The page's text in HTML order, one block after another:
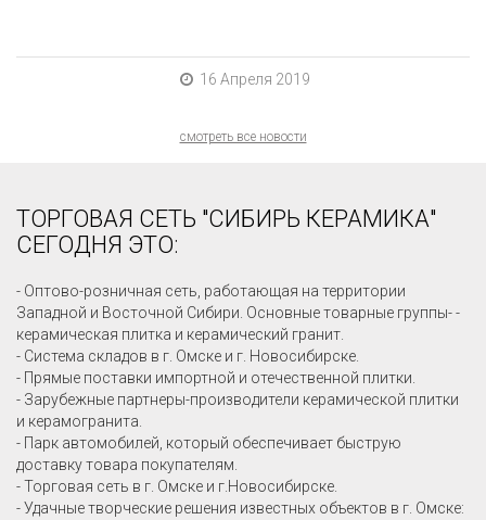
16 Апреля 2019
смотреть все новости
ТОРГОВАЯ СЕТЬ "СИБИРЬ КЕРАМИКА"
СЕГОДНЯ ЭТО:
- Оптово-розничная сеть, работающая на территории
Западной и Восточной Сибири. Основные товарные группы- -
керамическая плитка и керамический гранит.
- Система складов в г. Омске и г. Новосибирске.
- Прямые поставки импортной и отечественной плитки.
- Зарубежные партнеры-производители керамической плитки
и керамогранита.
- Парк автомобилей, который обеспечивает быструю
доставку товара покупателям.
- Торговая сеть в г. Омске и г.Новосибирске.
- Удачные творческие решения известных объектов в г. Омске: